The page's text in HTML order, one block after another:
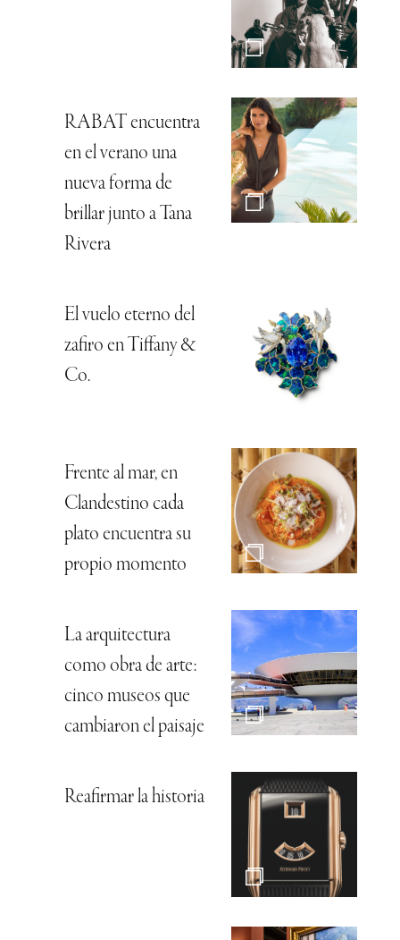
RABAT encuentra
en el verano una
nueva forma de
brillar junto a Tana
Rivera
El vuelo eterno del
zafiro en Tiffany &
Co.
Frente al mar, en
Clandestino cada
plato encuentra su
propio momento
La arquitectura
como obra de arte:
cinco museos que
cambiaron el paisaje
Reafirmar la historia